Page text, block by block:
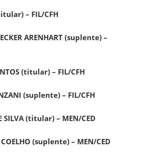
– FIL/CFH
ARENHART (suplente) –
(titular) – FIL/CFH
(suplente) – FIL/CFH
SILVA (titular) – MEN/CED
COELHO (suplente) – MEN/CED